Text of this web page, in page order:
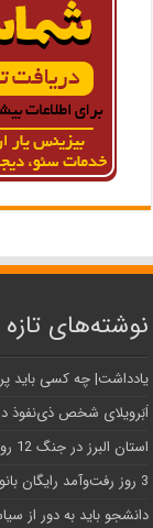
نوشته‌های تازه
یادداشت| ‌چه کسی باید
اَبَر‌ویلای شخص ذی‌نفوذ
استان البرز در جنگ 12 روزه 7 شهید دانشجو تقدیم انقلاب کرد
3 روز رفت‌وآمد رایگان بانوان در خطوط اتوبوسرانی شهری کرج
دانشجو باید به دور از